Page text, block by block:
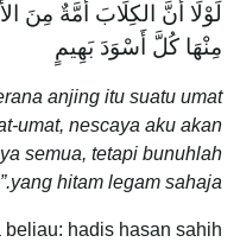
لَوْلَا أَنَّ الكِلَابَ أُمَّةٌ مِنَ
مِنْهَا كُلَّ أَسْوَدَ بَهِيمٍ
anjing itu suatu umat
umat, nescaya aku akan
semua, tetapi bunuhlah
yang hitam legam sahaja.”
hadis hasan sahih.